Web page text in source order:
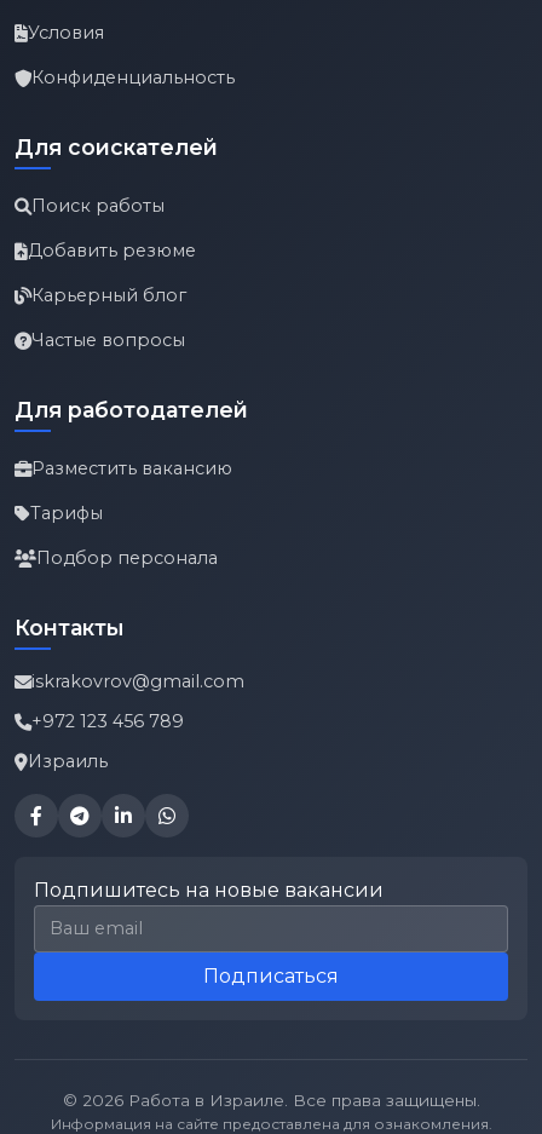
Условия
Конфиденциальность
Для соискателей
Поиск работы
Добавить резюме
Карьерный блог
Частые вопросы
Для работодателей
Разместить вакансию
Тарифы
Подбор персонала
Контакты
iskrakovrov@gmail.com
+972 123 456 789
Израиль
Подпишитесь на новые вакансии
Email для подписки
Подписаться
© 2026 Работа в Израиле. Все права защищены.
Информация на сайте предоставлена для ознакомления.